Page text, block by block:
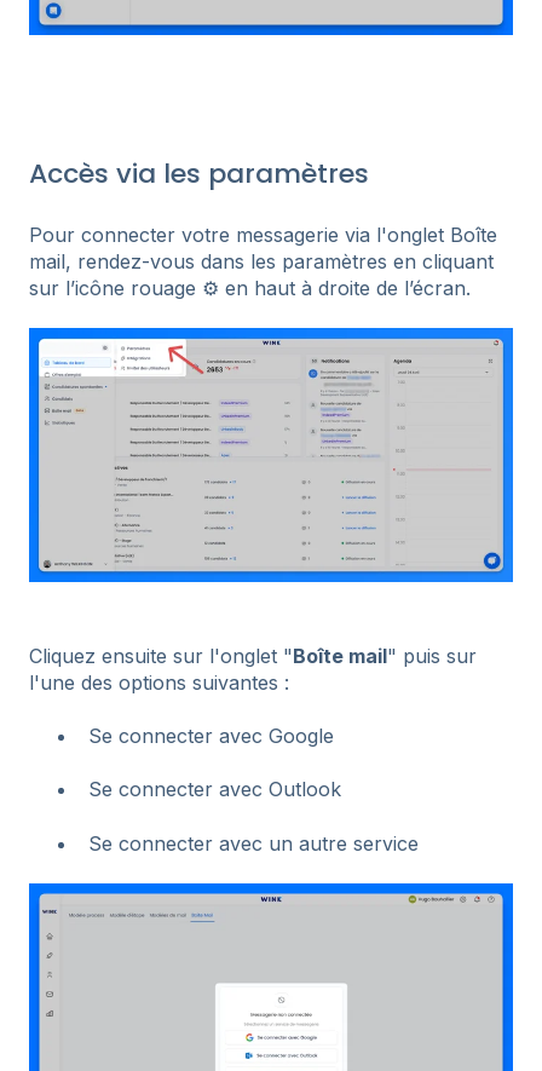
Accès via les paramètres
Pour connecter votre messagerie via l'onglet Boîte
mail, rendez-vous dans les paramètres en cliquant
sur l’icône rouage ⚙️ en haut à droite de l’écran.
Cliquez ensuite sur l'onglet "Boîte mail" puis sur
l'une des options suivantes :
Se connecter avec Google
Se connecter avec Outlook
Se connecter avec un autre service